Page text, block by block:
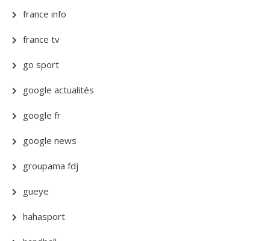
france info
france tv
go sport
google actualités
google fr
google news
groupama fdj
gueye
hahasport